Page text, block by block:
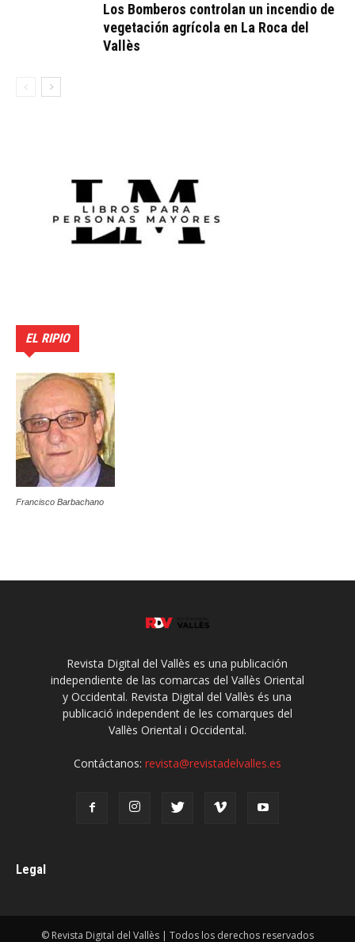
Los Bomberos controlan un incendio de
vegetación agrícola en La Roca del
Vallès
EL RIPIO
Francisco Barbachano
Revista Digital del Vallès es una publicación
independiente de las comarcas del Vallès Oriental
y Occidental. Revista Digital del Vallès és una
publicació independent de les comarques del
Vallès Oriental i Occidental.
Contáctanos: revista@revistadelvalles.es
Legal
© Revista Digital del Vallès | Todos los derechos reservados